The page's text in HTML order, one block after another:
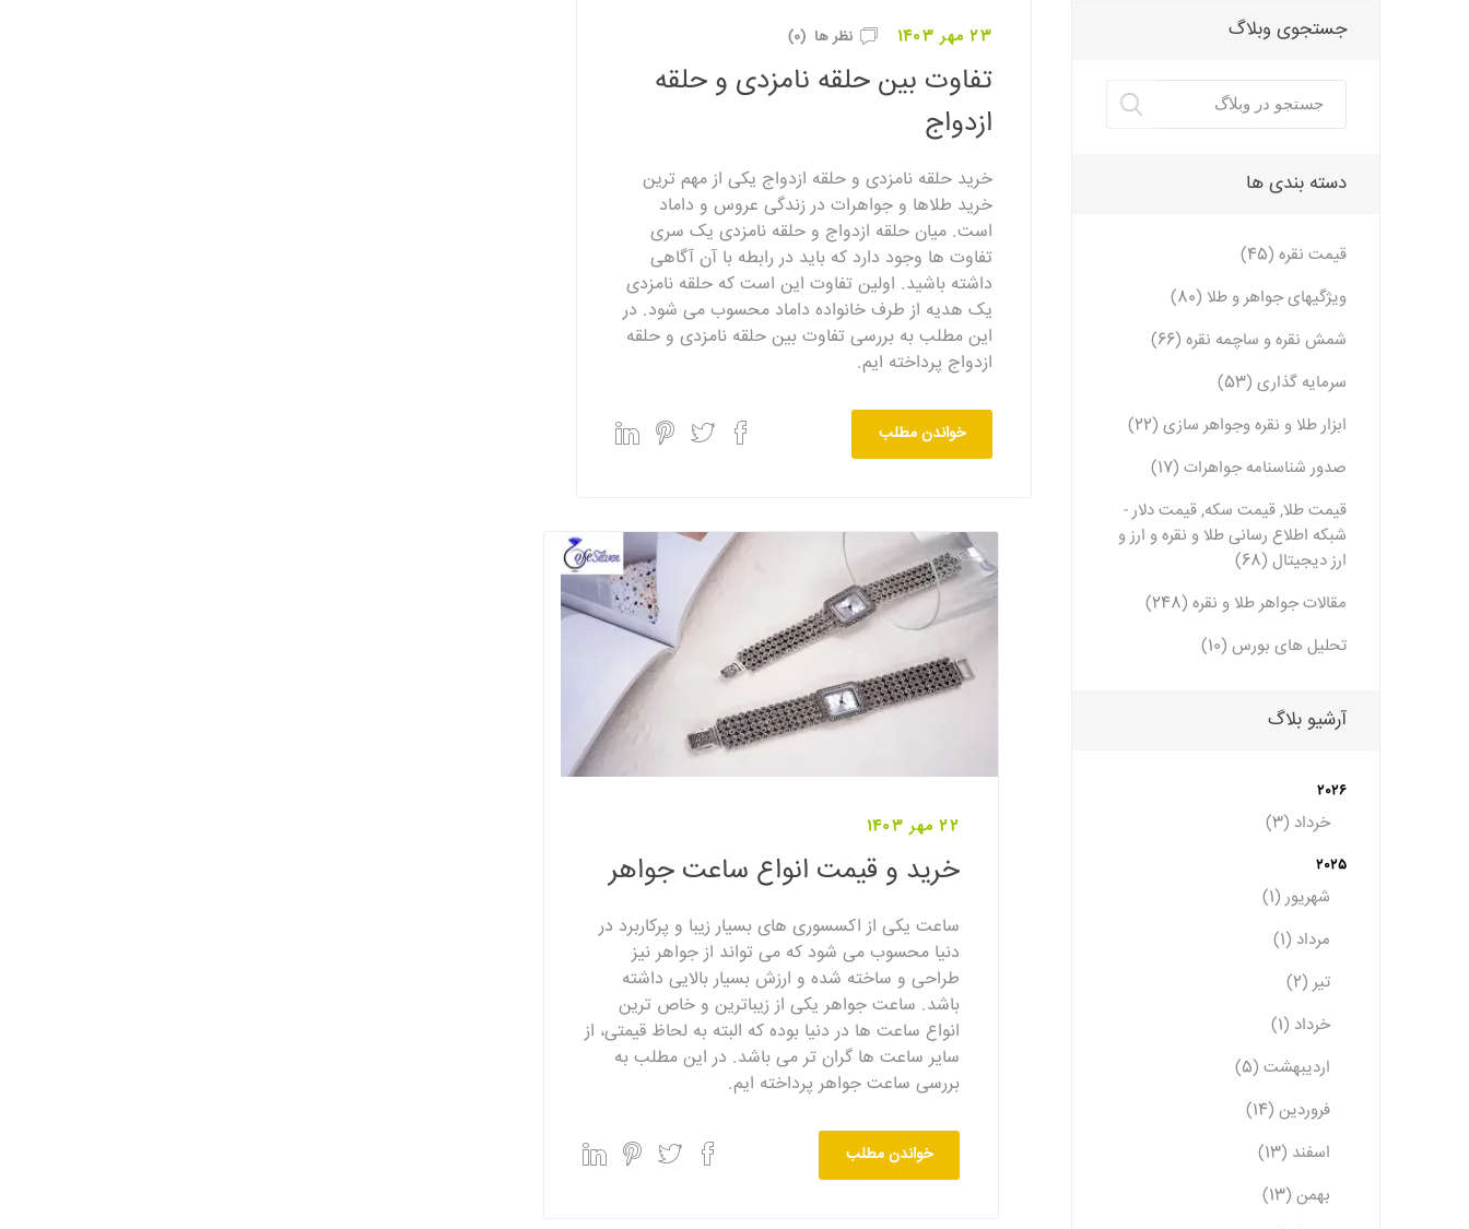
23 مهر 1403 نظر ها (0)
تفاوت بین حلقه نامزدی و حلقه
ازدواج
خرید حلقه نامزدی و حلقه ازدواج یکی از مهم ترین
خرید طلاها و جواهرات در زندگی عروس و داماد
است. میان حلقه ازدواج و حلقه نامزدی یک سری
تفاوت ها وجود دارد که باید در رابطه با آن آگاهی
داشته باشید. اولین تفاوت این است که حلقه نامزدی
یک هدیه از طرف خانواده داماد محسوب می شود. در
این مطلب به بررسی تفاوت بین حلقه نامزدی و حلقه
ازدواج پرداخته ایم.
خواندن مطلب
22 مهر 1403
خرید و قیمت انواع ساعت جواهر
ساعت یکی از اکسسوری های بسیار زیبا و پرکاربرد در
دنیا محسوب می شود که می تواند از جواهر نیز
طراحی و ساخته شده و ارزش بسیار بالایی داشته
باشد. ساعت جواهر یکی از زیباترین و خاص ترین
انواع ساعت ها در دنیا بوده که البته به لحاظ قیمتی، از
سایر ساعت ها گران تر می باشد. در این مطلب به
بررسی ساعت جواهر پرداخته ایم.
خواندن مطلب
جستجوی وبلاگ
دسته بندی ها
قیمت نقره (45)
ویژگیهای جواهر و طلا (80)
شمش نقره و ساچمه نقره (66)
سرمایه گذاری (53)
ابزار طلا و نقره وجواهر سازی (22)
صدور شناسنامه جواهرات (17)
قیمت طلا, قیمت سکه, قیمت دلار -
شبکه اطلاع رسانی طلا و نقره و ارز و
ارز دیجیتال (68)
مقالات جواهر طلا و نقره (248)
تحلیل های بورس (10)
آرشیو بلاگ
2026
خرداد (3)
2025
شهریور (1)
مرداد (1)
تیر (2)
خرداد (1)
اردیبهشت (5)
فروردین (14)
اسفند (13)
بهمن (13)